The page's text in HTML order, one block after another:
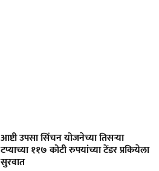
आष्टी उपसा सिंचन योजनेच्या तिसऱ्या
टप्याच्या ११७ कोटी रुपयांच्या टेंडर प्रकियेला
सुरवात